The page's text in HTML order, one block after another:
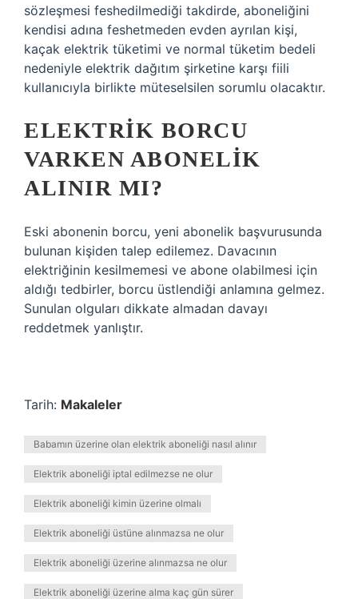
sözleşmesi feshedilmediği takdirde, aboneliğini
kendisi adına feshetmeden evden ayrılan kişi,
kaçak elektrik tüketimi ve normal tüketim bedeli
nedeniyle elektrik dağıtım şirketine karşı fiili
kullanıcıyla birlikte müteselsilen sorumlu olacaktır.
ELEKTRIK BORCU
VARKEN ABONELIK
ALINIR MI?
Eski abonenin borcu, yeni abonelik başvurusunda
bulunan kişiden talep edilemez. Davacının
elektriğinin kesilmemesi ve abone olabilmesi için
aldığı tedbirler, borcu üstlendiği anlamına gelmez.
Sunulan olguları dikkate almadan davayı
reddetmek yanlıştır.
Tarih: Makaleler
Babamın üzerine olan elektrik aboneliği nasıl alınır
Elektrik aboneliği iptal edilmezse ne olur
Elektrik aboneliği kimin üzerine olmalı
Elektrik aboneliği üstüne alınmazsa ne olur
Elektrik aboneliği üzerine alınmazsa ne olur
Elektrik aboneliği üzerine alma kaç gün sürer